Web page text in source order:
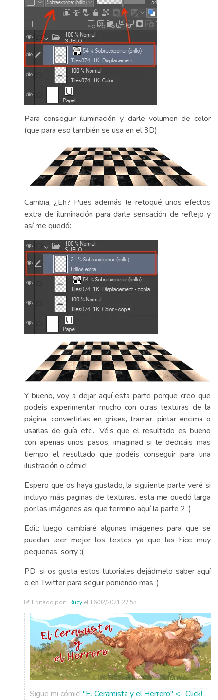
Para conseguir iluminación y darle volumen de color
(que para eso también se usa en el 3D)
Cambia, ¿Eh? Pues además le retoqué unos efectos
extra de iluminación para darle sensación de reflejo y
así me quedó:
Y bueno, voy a dejar aquí esta parte porque creo que
podeis experimentar mucho con otras texturas de la
página, convertirlas en grises, tramar, pintar encima o
usarlas de guía etc... Véis que el resultado es bueno
con apenas unos pasos, imaginad si le dedicáis mas
tiempo el resultado que podéis conseguir para una
ilustración o cómic!
Espero que os haya gustado, la siguiente parte veré si
incluyo más paginas de texturas, esta me quedó larga
por las imágenes asi que termino aquí la parte 2 :)
Edit: luego cambiaré algunas imágenes para que se
puedan leer mejor los textos ya que las hice muy
pequeñas, sorry :(
PD: si os gusta estos tutoriales dejádmelo saber aquí
o en Twitter para seguir poniendo mas :)
Editado por: Rucy el 16/02/2021 22:55
Sigue mi cómic! "El Ceramista y el Herrero" <- Click!